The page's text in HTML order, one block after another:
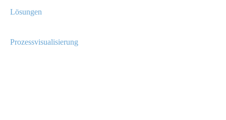
Lösungen
Prozessvisualisierung